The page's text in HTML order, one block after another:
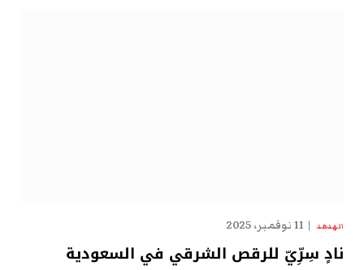
الهدهد 11 نوفمبر، 2025
نادٍ سِرِّيّ للرقص الشرقي في السعودية